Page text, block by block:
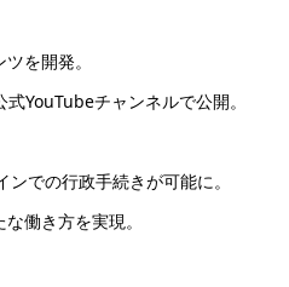
を開発。
YouTubeチャンネルで公開。
での行政手続きが可能に。
働き方を実現。